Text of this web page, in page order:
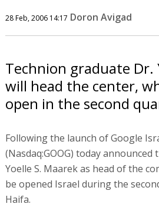
28 Feb, 2006 14:17 Doron Avigad
Technion graduate Dr.
will head the center,
open in the second
Following the launch of Google
(Nasdaq:GOOG) today
Yoelle S. Maarek as head of the
be opened Israel during the
Haifa.